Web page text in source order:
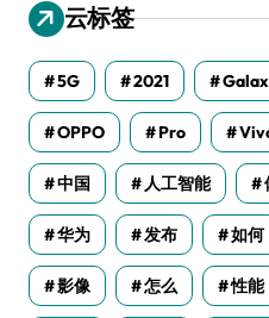
云标签
5G 2021
OPPO Pro
中国 人工智能
华为 发布 如何
影像 怎么 性能